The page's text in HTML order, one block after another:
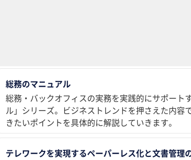
総務のマニュアル
総務・バックオフィスの実務を実践的にサポート
ル」シリーズ。ビジネストレンドを押さえた内容
きたいポイントを具体的に解説していきます。
テレワークを実現するペーパーレス化と文書管理